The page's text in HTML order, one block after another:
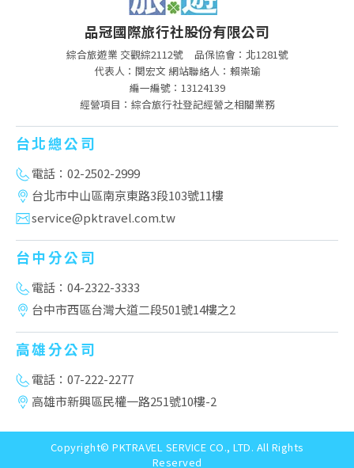
品冠國際旅行社股份有限公司
綜合旅遊業 交觀綜2112號
品保協會：北1281號
代表人：関宏文 網站聯絡人：賴崇瑜
編一編號：13124139
經營項目：綜合旅行社登記經營之相關業務
台北總公司
電話：02-2502-2999
台北市中山區南京東路3段103號11樓
service@pktravel.com.tw
台中分公司
電話：04-2322-3333
台中市西區台灣大道二段501號14樓之2
高雄分公司
電話：07-222-2277
高雄市新興區民權一路251號10樓-2
Copyright© PKTRAVEL SERVICE CO., LTD. All Rights
Reserved